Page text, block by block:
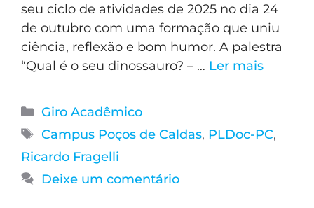
seu ciclo de atividades de 2025 no dia 24
de outubro com uma formação que uniu
ciência, reflexão e bom humor. A palestra
“Qual é o seu dinossauro? – … Ler mais
Giro Acadêmico
Campus Poços de Caldas, PLDoc-PC,
Ricardo Fragelli
Deixe um comentário